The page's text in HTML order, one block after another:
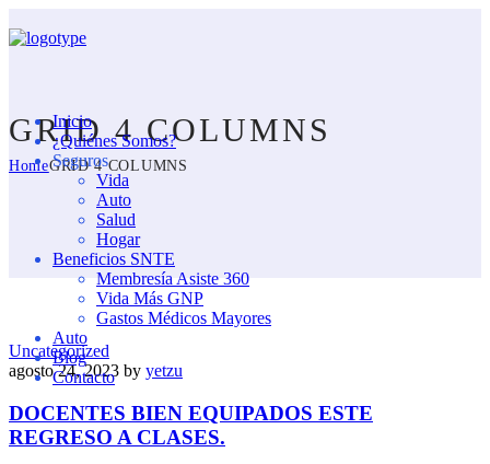
Inicio
¿Quiénes Somos?
Seguros
Vida
Auto
Salud
Hogar
Beneficios SNTE
Membresía Asiste 360
Vida Más GNP
Gastos Médicos Mayores
Auto
Blog
Contacto
GRID 4 COLUMNS
HomeGRID 4 COLUMNS
Uncategorized
agosto 24, 2023 by yetzu
DOCENTES BIEN EQUIPADOS ESTE
REGRESO A CLASES.